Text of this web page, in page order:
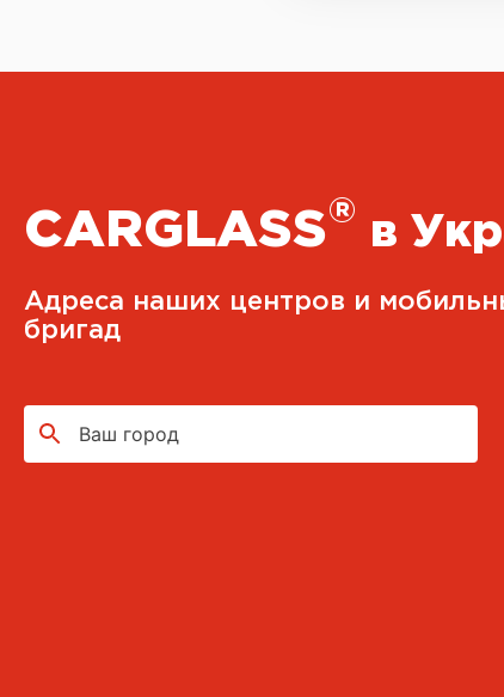
CARGLASS® в
Адреса наших центров и
бригад
Ваш город